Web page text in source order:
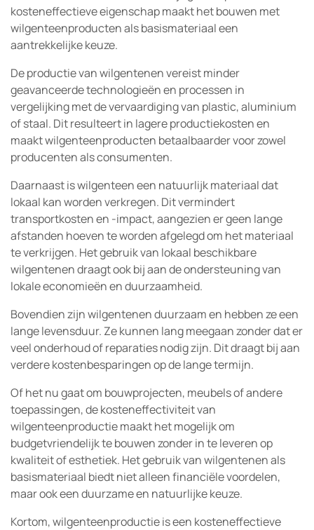
kosteneffectieve eigenschap maakt het bouwen met
wilgenteenproducten als basismateriaal een
aantrekkelijke keuze.
De productie van wilgentenen vereist minder
geavanceerde technologieën en processen in
vergelijking met de vervaardiging van plastic, aluminium
of staal. Dit resulteert in lagere productiekosten en
maakt wilgenteenproducten betaalbaarder voor zowel
producenten als consumenten.
Daarnaast is wilgenteen een natuurlijk materiaal dat
lokaal kan worden verkregen. Dit vermindert
transportkosten en -impact, aangezien er geen lange
afstanden hoeven te worden afgelegd om het materiaal
te verkrijgen. Het gebruik van lokaal beschikbare
wilgentenen draagt ook bij aan de ondersteuning van
lokale economieën en duurzaamheid.
Bovendien zijn wilgentenen duurzaam en hebben ze een
lange levensduur. Ze kunnen lang meegaan zonder dat er
veel onderhoud of reparaties nodig zijn. Dit draagt bij aan
verdere kostenbesparingen op de lange termijn.
Of het nu gaat om bouwprojecten, meubels of andere
toepassingen, de kosteneffectiviteit van
wilgenteenproductie maakt het mogelijk om
budgetvriendelijk te bouwen zonder in te leveren op
kwaliteit of esthetiek. Het gebruik van wilgentenen als
basismateriaal biedt niet alleen financiële voordelen,
maar ook een duurzame en natuurlijke keuze.
Kortom, wilgenteenproductie is een kosteneffectieve